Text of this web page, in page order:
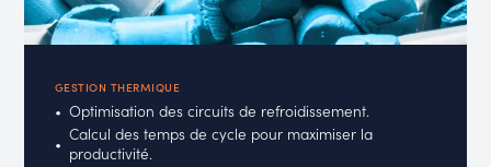
GESTION THERMIQUE
Optimisation des circuits de refroidissement.
Calcul des temps de cycle pour maximiser la
productivité.